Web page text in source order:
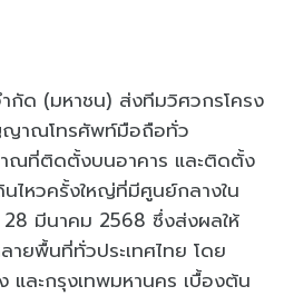
กัด (มหาชน) ส่งทีมวิศวกรโครง
ญาณโทรศัพท์มือถือทั่ว
ณที่ติดตั้งบนอาคาร และติดตั้ง
ไหวครั้งใหญ่ที่มีศูนย์กลางใน
28 มีนาคม 2568 ซึ่งส่งผลให้
ายพื้นที่ทั่วประเทศไทย โดย
และกรุงเทพมหานคร เบื้องต้น